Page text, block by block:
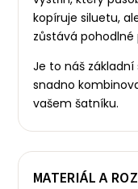
kopíruje siluetu,
zůstává pohodlné
Je to náš
snadno
vašem šatníku.
MATERIÁL A